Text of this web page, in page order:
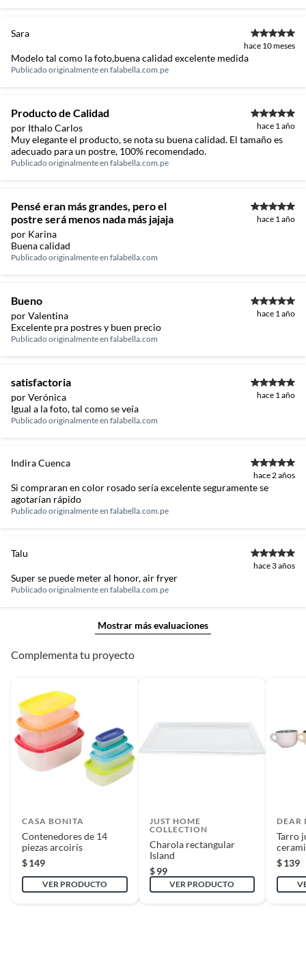
Sara
hace 10 meses
Modelo tal como la foto,buena calidad excelente medida
Publicado originalmente en falabella.com.pe
Producto de Calidad
por Ithalo Carlos hace 1 año
Muy elegante el producto, se nota su buena calidad. El tamaño es
adecuado para un postre, 100% recomendado.
Publicado originalmente en falabella.com.pe
Pensé eran más grandes, pero el
postre será menos nada más jajaja
por Karina
hace 1 año
Buena calidad
Publicado originalmente en falabella.com
Bueno
por Valentina hace 1 año
Excelente pra postres y buen precio
Publicado originalmente en falabella.com
satisfactoria
por Verónica hace 1 año
Igual a la foto, tal como se veía
Publicado originalmente en falabella.com
Indira Cuenca
hace 2 años
Si compraran en color rosado sería excelente seguramente se
agotarían rápido
Publicado originalmente en falabella.com.pe
Talu
hace 3 años
Super se puede meter al honor, air fryer
Publicado originalmente en falabella.com.pe
Mostrar más evaluaciones
Complementa tu proyecto
CASA BONITA
Contenedores de 14
piezas arcoiris
$149
VER PRODUCTO
JUST HOME
COLLECTION
Charola rectangular
Island
$ 99
VER PRODUCTO
DEAR
Tarro
$139